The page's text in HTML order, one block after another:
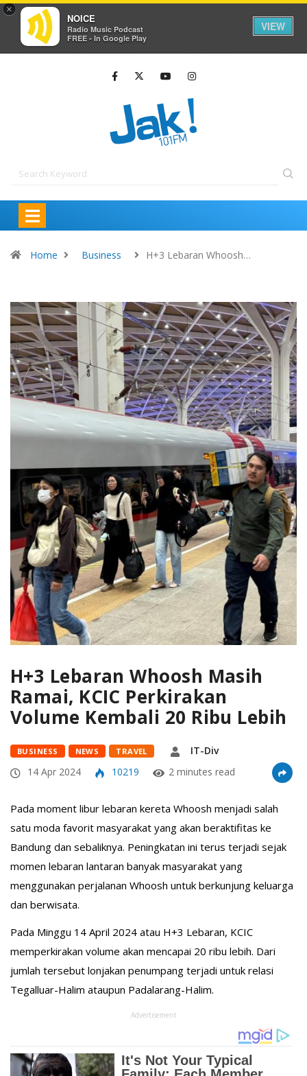
×
NOICE
Radio Music Podcast
FREE - In Google Play
VIEW
Home Business H+3 Lebaran Whoosh…
H+3 Lebaran Whoosh Masih
Ramai, KCIC Perkirakan
Volume Kembali 20 Ribu Lebih
BUSINESS NEWS TRAVEL
IT-Div
14 Apr 2024
10219 2 minutes read
Pada moment libur lebaran kereta Whoosh menjadi salah
satu moda favorit masyarakat yang akan beraktifitas ke
Bandung dan sebaliknya. Peningkatan ini terus terjadi sejak
momen lebaran lantaran banyak masyarakat yang
menggunakan perjalanan Whoosh untuk berkunjung keluarga
dan berwisata.
Pada Minggu 14 April 2024 atau H+3 Lebaran, KCIC
memperkirakan volume akan mencapai 20 ribu lebih. Dari
jumlah tersebut lonjakan penumpang terjadi untuk relasi
Tegalluar-Halim ataupun Padalarang-Halim.
Advertisement